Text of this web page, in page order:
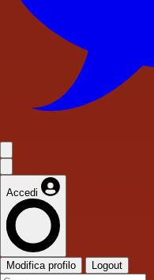
Accedi
Modifica profilo Logout